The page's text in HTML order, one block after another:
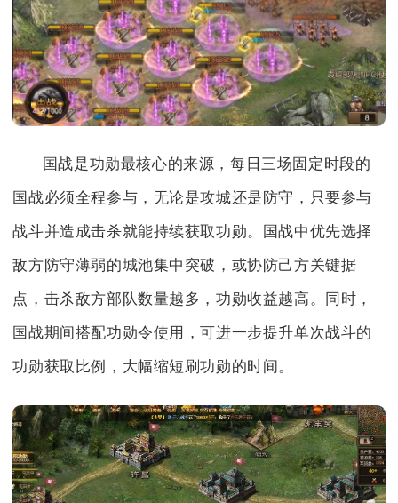
国战是功勋最核心的来源，每日三场固定时段的
国战必须全程参与，无论是攻城还是防守，只要参与
战斗并造成击杀就能持续获取功勋。国战中优先选择
敌方防守薄弱的城池集中突破，或协防己方关键据
点，击杀敌方部队数量越多，功勋收益越高。同时，
国战期间搭配功勋令使用，可进一步提升单次战斗的
功勋获取比例，大幅缩短刷功勋的时间。